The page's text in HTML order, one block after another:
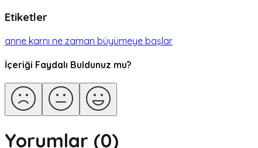
Etiketler
anne karnı ne zaman büyümeye başlar
İçeriği Faydalı Buldunuz mu?
Yorumlar (0)